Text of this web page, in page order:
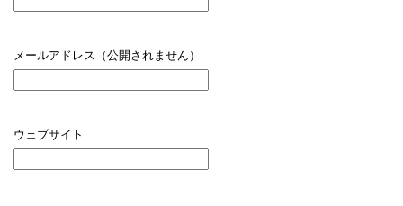
メールアドレス（公開されません）
ウェブサイト